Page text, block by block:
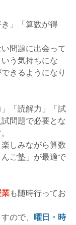
」「算数が得
問題に出会って
う気持ちにな
きるようになり
「読解力」「試
問題で必要とな
しみながら算数
ご塾」が最適で
業も随時行ってお
ので、
曜日・時